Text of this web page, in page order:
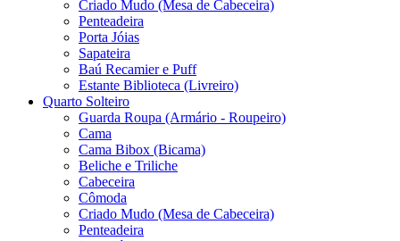
Criado Mudo (Mesa de Cabeceira)
Penteadeira
Porta Jóias
Sapateira
Baú Recamier e Puff
Estante Biblioteca (Livreiro)
Quarto Solteiro
Guarda Roupa (Armário - Roupeiro)
Cama
Cama Bibox (Bicama)
Beliche e Triliche
Cabeceira
Cômoda
Criado Mudo (Mesa de Cabeceira)
Penteadeira